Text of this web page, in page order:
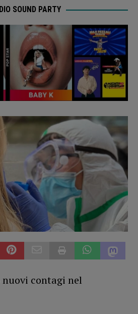
SOUND PARTY
nuovi contagi nel